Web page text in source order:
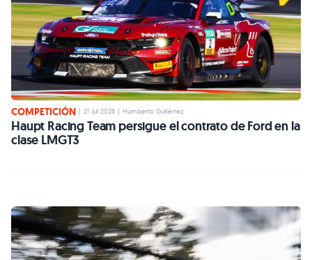
COMPETICIÓN 21 Jul 2026 Humberto Gutiérrez
Haupt Racing Team persigue el contrato de Ford en la
clase LMGT3